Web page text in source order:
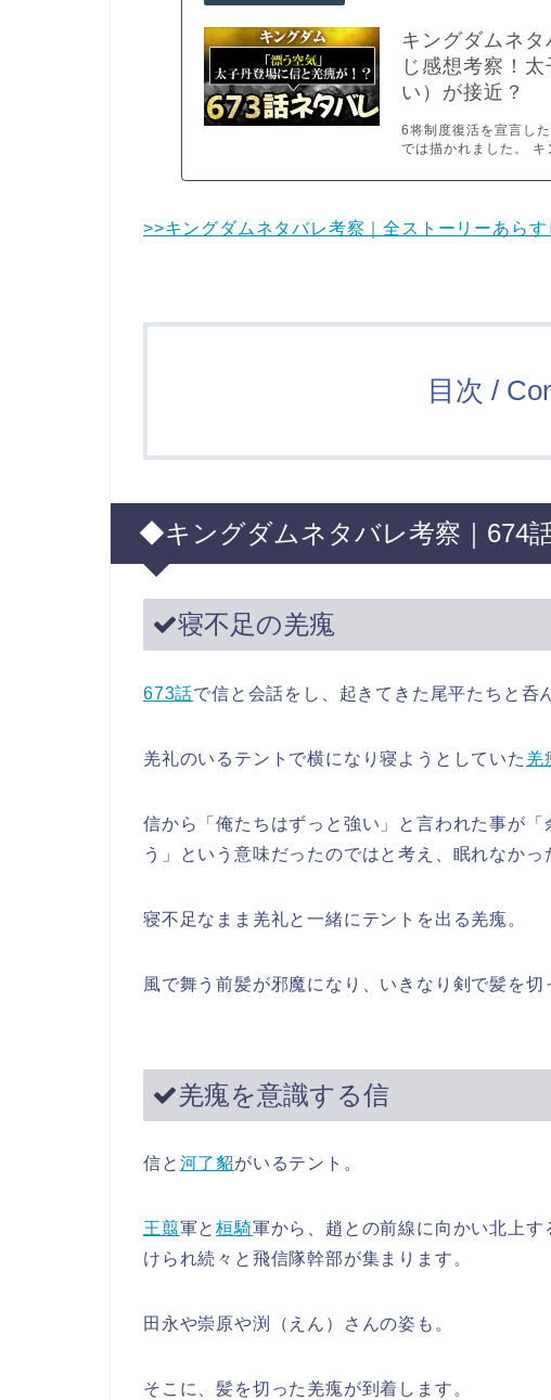
キングダムネ
じ感想考察！
い）が接近？
6将制度復活を宣言し
では描かれました。
>>キングダムネタバレ考察｜全ストーリーあら
目次 /
◆キングダムネタバレ考察｜674
寝不足の羌瘣
673話で信と会話をし、起きてきた尾平たちと呑
羌礼のいるテントで横になり寝ようとしていた 羌
信から「俺たちはずっと強い」と言われた事が
う」という意味だったのではと考え、眠れなかっ
寝不足なまま羌礼と一緒にテントを出る羌瘣。
風で舞う前髪が邪魔になり、いきなり剣で髪を切
羌瘣を意識する信
信と 河了貂がいるテント。
王翦軍と桓騎軍から、趙との前線に向かい北上
けられ続々と飛信隊幹部が集まります。
田永や崇原や渕（えん）さんの姿も。
そこに、髪を切った羌瘣が到着します。